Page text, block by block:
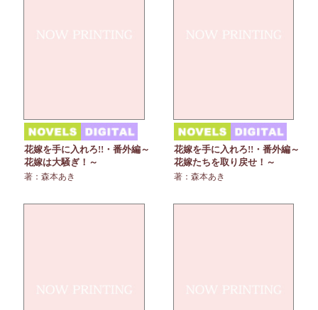
花嫁を手に入れろ!!・番外編～
花嫁は大騒ぎ！～
著：森本あき
花嫁を手に入れろ!!・番外編～
花嫁たちを取り戻せ！～
著：森本あき